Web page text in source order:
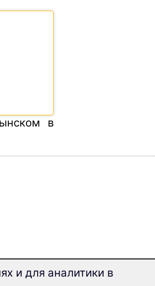
в
и для аналитики в